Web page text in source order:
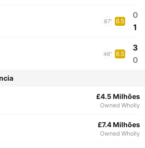
87' 6.5
0
1
46' 6.5
3
0
£4.5 Milhões
Owned Wholly
£7.4 Milhões
Owned Wholly